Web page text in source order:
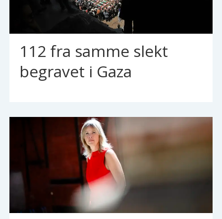
112 fra samme slekt
begravet i Gaza